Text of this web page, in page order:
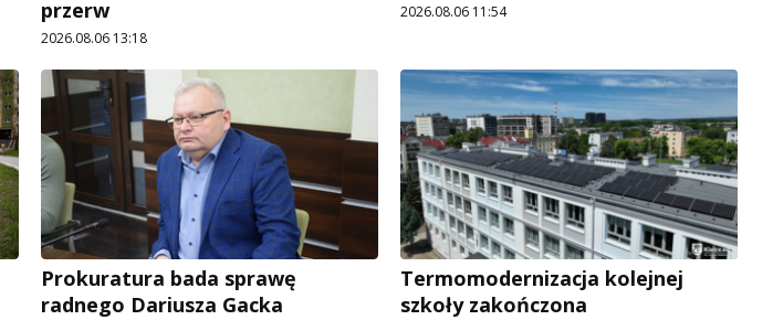
przerw
2026.08.06 13:18
2026.08.06 11:54
Prokuratura bada sprawę
radnego Dariusza Gacka
Termomodernizacja kolejnej
szkoły zakończona